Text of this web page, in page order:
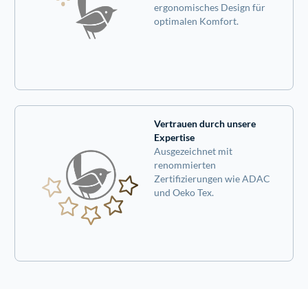
ergonomisches Design für
optimalen Komfort.
Vertrauen durch unsere
Expertise
Ausgezeichnet mit
renommierten
Zertifizierungen wie ADAC
und Oeko Tex.